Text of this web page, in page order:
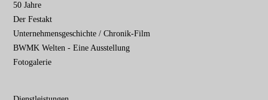
50 Jahre
Der Festakt
Unternehmensgeschichte / Chronik-Film
BWMK Welten - Eine Ausstellung
Fotogalerie